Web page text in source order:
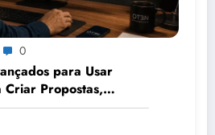
0
para Usar
Propostas,
e Análises em